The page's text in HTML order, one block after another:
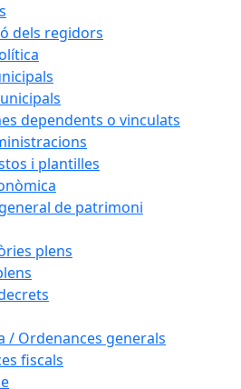
dels regidors
dependents o vinculats
i plantilles
de patrimoni
plens
/ Ordenances generals
fiscals